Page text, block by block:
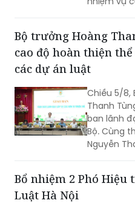
Bộ trưởng Hoàng
cao độ hoàn thiện
các dự án luật
Chiều 5/8,
Thanh
ban lãnh
Bộ. Cùng
Nguyễn
Bổ nhiệm 2 Phó
Luật Hà Nội